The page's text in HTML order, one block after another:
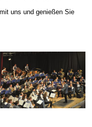
uns und genießen Sie